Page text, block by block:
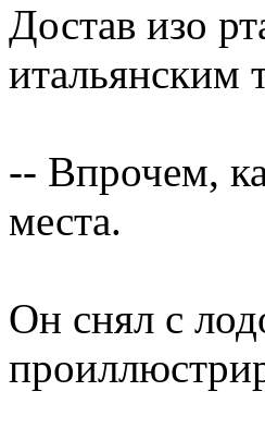
Достав изо
итальянским
-- Впрочем,
места.
Он снял с